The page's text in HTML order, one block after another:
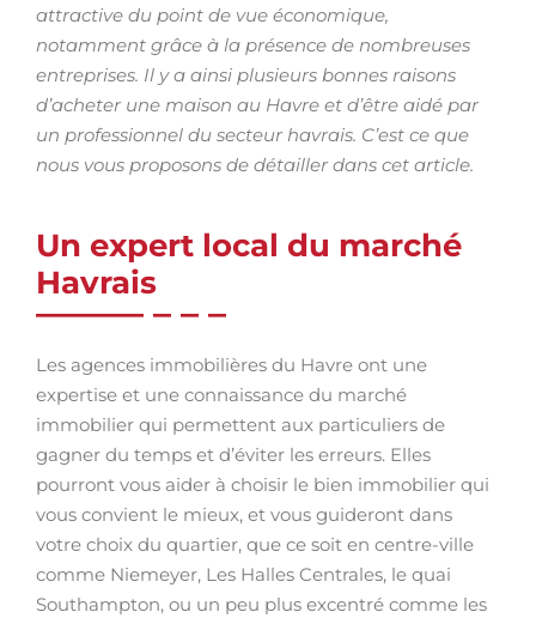
attractive du point de vue économique,
notamment grâce à la présence de nombreuses
entreprises. Il y a ainsi plusieurs bonnes raisons
d’acheter une maison au Havre et d’être aidé par
un professionnel du secteur havrais. C’est ce que
nous vous proposons de détailler dans cet article.
Un expert local du marché
Havrais
Les agences immobilières du Havre ont une
expertise et une connaissance du marché
immobilier qui permettent aux particuliers de
gagner du temps et d’éviter les erreurs. Elles
pourront vous aider à choisir le bien immobilier qui
vous convient le mieux, et vous guideront dans
votre choix du quartier, que ce soit en centre-ville
comme Niemeyer, Les Halles Centrales, le quai
Southampton, ou un peu plus excentré comme les